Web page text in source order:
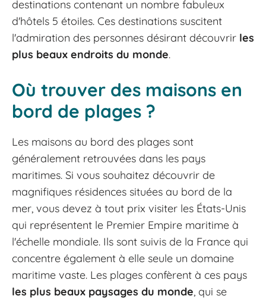
destinations contenant un nombre fabuleux
d'hôtels 5 étoiles. Ces destinations suscitent
l'admiration des personnes désirant découvrir les
plus beaux endroits du monde.
Où trouver des maisons en
bord de plages ?
Les maisons au bord des plages sont
généralement retrouvées dans les pays
maritimes. Si vous souhaitez découvrir de
magnifiques résidences situées au bord de la
mer, vous devez à tout prix visiter les États-Unis
qui représentent le Premier Empire maritime à
l'échelle mondiale. Ils sont suivis de la France qui
concentre également à elle seule un domaine
maritime vaste. Les plages confèrent à ces pays
les plus beaux paysages du monde, qui se